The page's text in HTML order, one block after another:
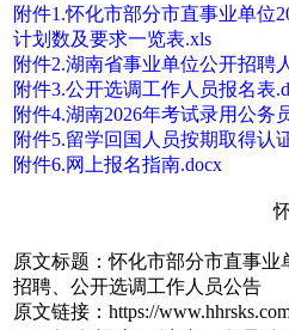
附件1.怀化市部分市直事业单位
计划数及要求一览表.xls
附件2.湖南省事业单位公开招聘
附件3.公开选调工作人员报名表
附件4.湖南2026年考试录用公务
附件5.留学回国人员按期取得认
附件6.网上报名指南.docx
原文标题：怀化市部分市直事业
招聘、公开选调工作人员公告
原文链接：https://